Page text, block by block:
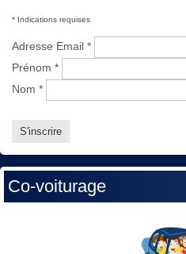
* Indications requises
Adresse Email *
Prénom *
Nom *
Co-voiturage